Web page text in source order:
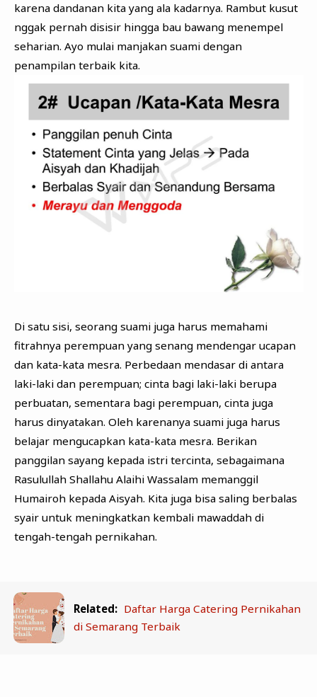
karena dandanan kita yang ala kadarnya. Rambut kusut
nggak pernah disisir hingga bau bawang menempel
seharian. Ayo mulai manjakan suami dengan
penampilan terbaik kita.
Di satu sisi, seorang suami juga harus memahami
fitrahnya perempuan yang senang mendengar ucapan
dan kata-kata mesra. Perbedaan mendasar di antara
laki-laki dan perempuan; cinta bagi laki-laki berupa
perbuatan, sementara bagi perempuan, cinta juga
harus dinyatakan. Oleh karenanya suami juga harus
belajar mengucapkan kata-kata mesra. Berikan
panggilan sayang kepada istri tercinta, sebagaimana
Rasulullah Shallahu Alaihi Wassalam memanggil
Humairoh kepada Aisyah. Kita juga bisa saling berbalas
syair untuk meningkatkan kembali mawaddah di
tengah-tengah pernikahan.
Related: Daftar Harga Catering Pernikahan
di Semarang Terbaik